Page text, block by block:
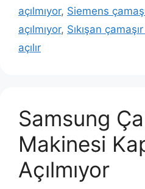
açılmıyor, Siemens
açılmıyor, Sıkışan
açılır
Samsung
Makinesi
Açılmıyor